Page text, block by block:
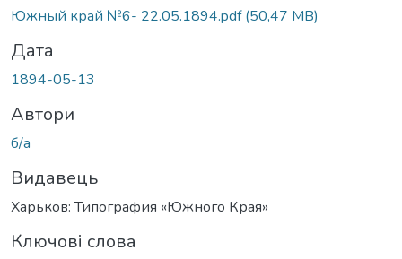
Южный край №6- 22.05.1894.pdf(50,47 MB)
Дата
1894-05-13
Автори
б/а
Видавець
Харьков: Типография «Южного Края»
Ключові слова